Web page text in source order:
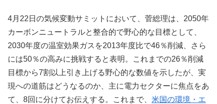
4月22日の気候変動サミットにおいて、菅総理は、2050年
カーボンニュートラルと整合的で野心的な目標として、
2030年度の温室効果ガスを2013年度比で46％削減、さら
には50％の高みに挑戦すると表明。これまでの26％削減
目標から7割以上引き上げる野心的な数値を示したが、実
現への道筋はどうなるのか、主に電力セクターに焦点をあ
て、8回に分けてお伝えする。これまで、 米国の環境・エ